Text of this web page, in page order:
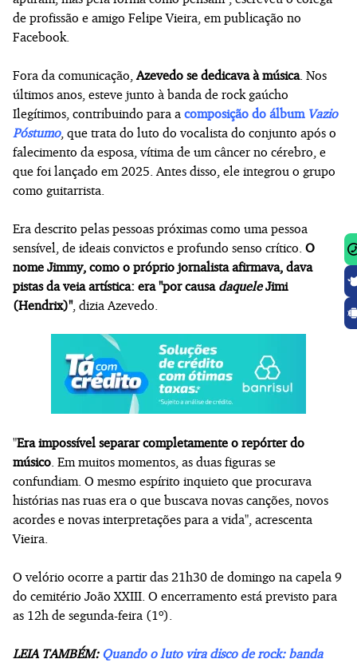
de profissão e amigo Felipe Vieira, em publicação no
Facebook.
Fora da comunicação, Azevedo se dedicava à música. Nos
últimos anos, esteve junto à banda de rock gaúcho
Ilegítimos, contribuindo para a composição do álbum Vazio
Póstumo, que trata do luto do vocalista do conjunto após o
falecimento da esposa, vítima de um câncer no cérebro, e
que foi lançado em 2025. Antes disso, ele integrou o grupo
como guitarrista.
Era descrito pelas pessoas próximas como uma pessoa
sensível, de ideais convictos e profundo senso crítico. O
nome Jimmy, como o próprio jornalista afirmava, dava
pistas da veia artística: era "por causa daqueleJimi
(Hendrix)", dizia Azevedo.
"Era impossível separar completamente o repórter do
músico . Em muitos momentos, as duas figuras se
confundiam. O mesmo espírito inquieto que procurava
histórias nas ruas era o que buscava novas canções, novos
acordes e novas interpretações para a vida", acrescenta
Vieira.
O velório ocorre a partir das 21h30 de domingo na capela 9
do cemitério João XXIII. O encerramento está previsto para
as 12h de segunda-feira (1º).
LEIA TAMBÉM: Quando o luto vira disco de rock: banda